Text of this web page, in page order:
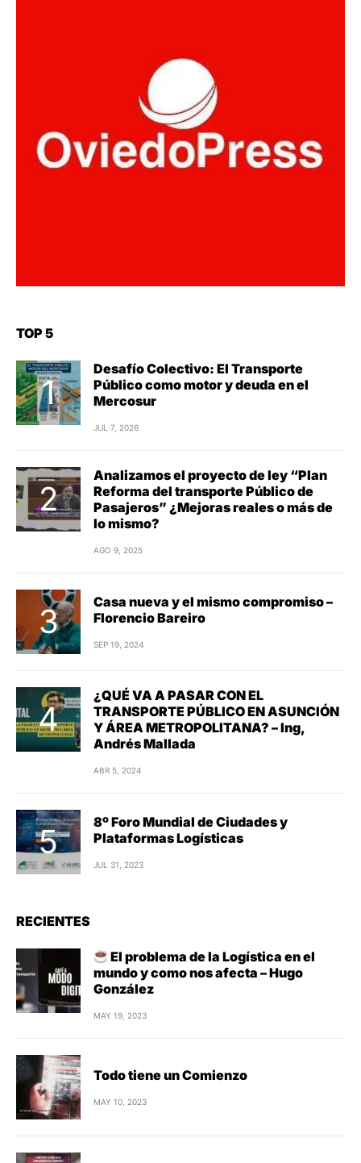
TOP 5
Desafío Colectivo: El Transporte
Público como motor y deuda en el
Mercosur
JUL 7, 2026
Analizamos el proyecto de ley “Plan
Reforma del transporte Público de
Pasajeros” ¿Mejoras reales o más de
lo mismo?
AGO 9, 2025
Casa nueva y el mismo compromiso –
Florencio Bareiro
SEP 19, 2024
¿QUÉ VA A PASAR CON EL
TRANSPORTE PÚBLICO EN ASUNCIÓN
Y ÁREA METROPOLITANA? – Ing,
Andrés Mallada
ABR 5, 2024
8º Foro Mundial de Ciudades y
Plataformas Logísticas
JUL 31, 2023
RECIENTES
El problema de la Logística en el
mundo y como nos afecta – Hugo
González
MAY 19, 2023
Todo tiene un Comienzo
MAY 10, 2023